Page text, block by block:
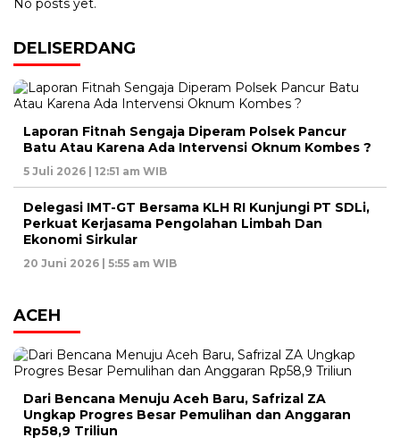
No posts yet.
DELISERDANG
Laporan Fitnah Sengaja Diperam Polsek Pancur
Batu Atau Karena Ada Intervensi Oknum Kombes ?
5 Juli 2026 | 12:51 am WIB
Delegasi IMT-GT Bersama KLH RI Kunjungi PT SDLi,
Perkuat Kerjasama Pengolahan Limbah Dan
Ekonomi Sirkular
20 Juni 2026 | 5:55 am WIB
ACEH
Dari Bencana Menuju Aceh Baru, Safrizal ZA
Ungkap Progres Besar Pemulihan dan Anggaran
Rp58,9 Triliun